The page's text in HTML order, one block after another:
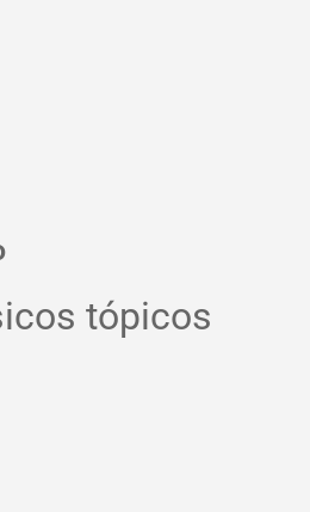
tópicos